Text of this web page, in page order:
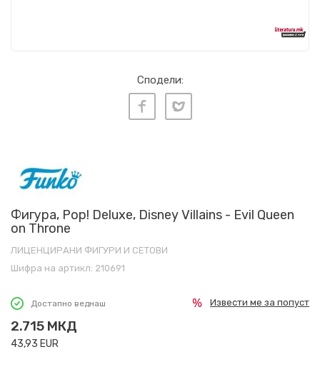
Сподели:
Фигура, Pop! Deluxe, Disney Villains - Evil Queen
on Throne
ЛИЦЕНЦИРАНИ ФИГУРИ И СЕТОВИ
Шифра на артикл: 210691
Достапно веднаш
2.715 МКД
43,93 EUR
Извести ме за попуст